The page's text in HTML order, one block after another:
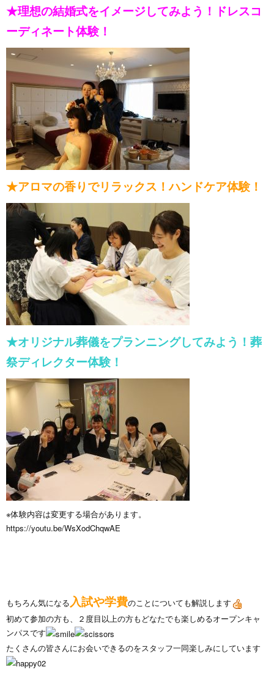
★理想の結婚式をイメージしてみよう！ドレスコ
ーディネート体験！
★アロマの香りでリラックス！ハンドケア体験！
★オリジナル葬儀をプランニングしてみよう！葬
祭ディレクター体験！
※体験内容は変更する場合があります。
https://youtu.be/WsXodChqwAE
もちろん気になる入試や学費のことについても解説します
初めて参加の方も、２度目以上の方もどなたでも楽しめるオープンキャ
ンパスです
たくさんの皆さんにお会いできるのをスタッフ一同楽しみにしています